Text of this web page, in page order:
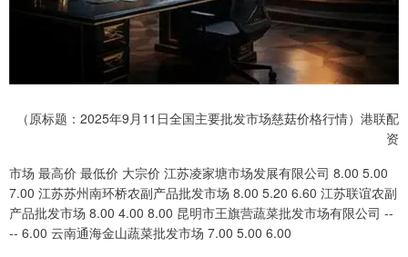
（原标题：2025年9月11日全国主要批发市场慈菇价格行情）港联配
资
市场 最高价 最低价 大宗价 江苏凌家塘市场发展有限公司 8.00 5.00
7.00 江苏苏州南环桥农副产品批发市场 8.00 5.20 6.60 江苏联谊农副
产品批发市场 8.00 4.00 8.00 昆明市王旗营蔬菜批发市场有限公司 --
-- 6.00 云南通海金山蔬菜批发市场 7.00 5.00 6.00